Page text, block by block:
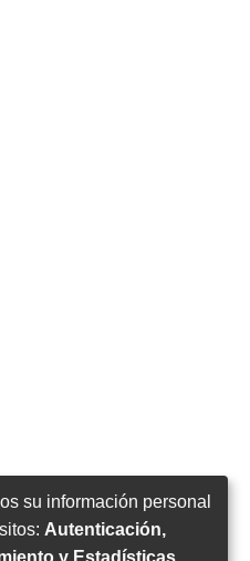
su información personal
Autenticación,
y Estadísticas